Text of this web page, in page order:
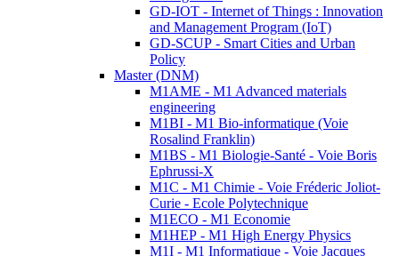
GD-IOT - Internet of Things : Innovation
and Management Program (IoT)
GD-SCUP - Smart Cities and Urban
Policy
Master (DNM)
M1AME - M1 Advanced materials
engineering
M1BI - M1 Bio-informatique (Voie
Rosalind Franklin)
M1BS - M1 Biologie-Santé - Voie Boris
Ephrussi-X
M1C - M1 Chimie - Voie Fréderic Joliot-
Curie - Ecole Polytechnique
M1ECO - M1 Economie
M1HEP - M1 High Energy Physics
M1I - M1 Informatique - Voie Jacques